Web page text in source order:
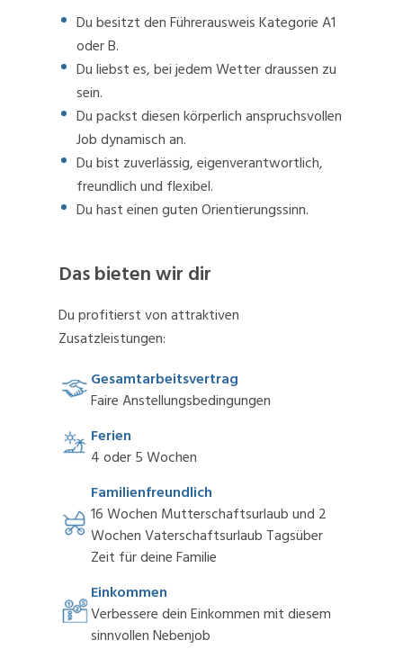
Du besitzt den Führerausweis Kategorie A1
oder B.
Du liebst es, bei jedem Wetter draussen zu
sein.
Du packst diesen körperlich anspruchsvollen
Job dynamisch an.
Du bist zuverlässig, eigenverantwortlich,
freundlich und flexibel.
Du hast einen guten Orientierungssinn.
Das bieten wir dir
Du profitierst von attraktiven
Zusatzleistungen:
Gesamtarbeitsvertrag
Faire Anstellungsbedingungen
Ferien
4 oder 5 Wochen
Familienfreundlich
16 Wochen Mutterschaftsurlaub und 2
Wochen Vaterschaftsurlaub Tagsüber
Zeit für deine Familie
Einkommen
Verbessere dein Einkommen mit diesem
sinnvollen Nebenjob